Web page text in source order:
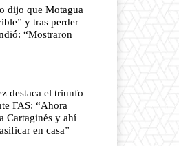
dijo que Motagua
y tras perder
“Mostraron
destaca el triunfo
FAS: “Ahora
Cartaginés y ahí
en casa”